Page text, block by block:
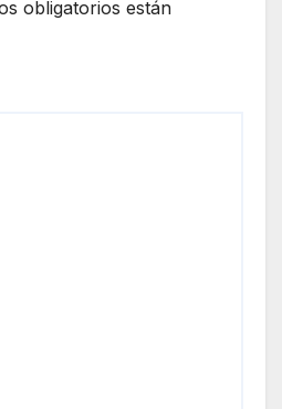
obligatorios están